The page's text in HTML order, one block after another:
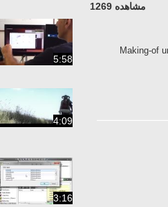
مشاهده 1269
Making-of
5:58
4:09
3:16